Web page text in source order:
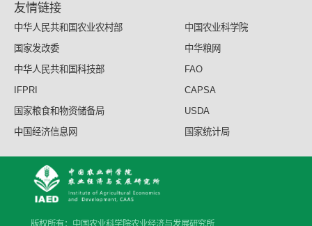
友情链接
中华人民共和国农业农村部
中国农业科学院
国家发改委
中华粮网
中华人民共和国科技部
FAO
IFPRI
CAPSA
国家粮食和物资储备局
USDA
中国经济信息网
国家统计局
版权所有：中国农业科学院农业经济与发展研究所